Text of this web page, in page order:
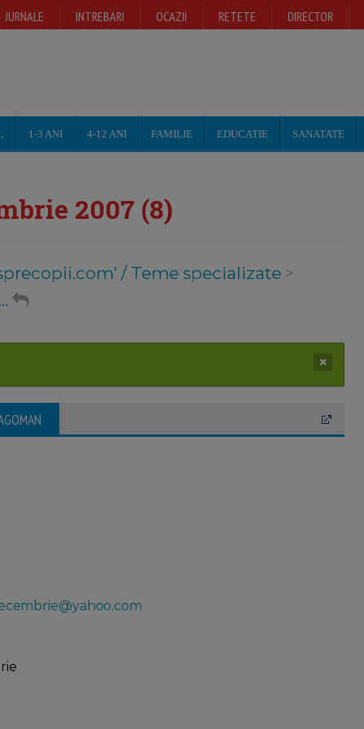
JURNALE INTREBARI OCAZII RETETE DIRECTOR
1-3 ANI 4-12 ANI FAMILIE EDUCATIE SANATATE
2007 (8)
/ Teme specializate >